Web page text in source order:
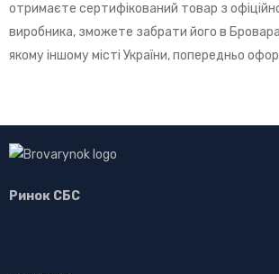
отримаєте сертифікований товар з
виробника, зможете забрати його в
якому іншому місті України, попередньо
Ринок СБС